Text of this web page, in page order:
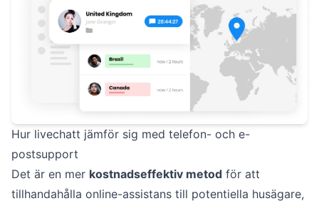
Hur livechatt jämför sig med telefon- och e-
postsupport
Det är en mer kostnadseffektiv metod för att
tillhandahålla online-assistans till potentiella husägare,